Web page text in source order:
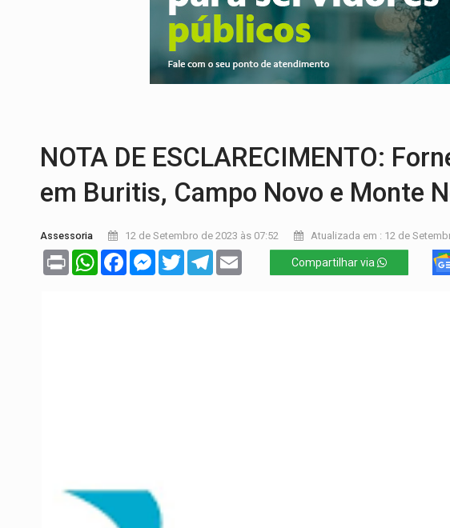
AÇÃO CONJUNTA:Forças policiais apreendem cerca de
PF ESTÁ APURANDO:Flávio Bolsonaro escolhe Alfredo
NO CENTRO:Colisão entre ônibus e carro provoca
NOTA DE ESCLARECIMENTO:
em Buritis, Campo Novo e Monte
Assessoria 12 de Setembro de 2023 às 07:52 Atualizada em : 12 de
Print WhatsAppFacebookMessenger
TwitterTelegram Compartilhar via